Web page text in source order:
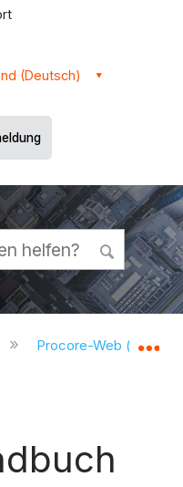
(Deutsch)
auf- und
Procore-Web